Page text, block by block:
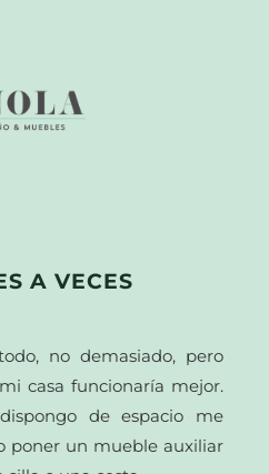
A VECES
no demasiado, pero
casa funcionaría mejor.
de espacio me
poner un mueble auxiliar